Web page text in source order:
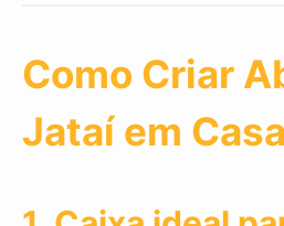
Como Criar
Jataí em Casa